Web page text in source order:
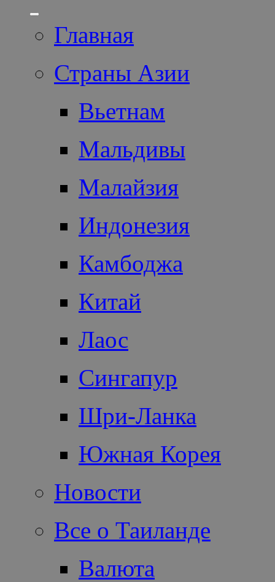
Главная
Страны Азии
Вьетнам
Мальдивы
Малайзия
Индонезия
Камбоджа
Китай
Лаос
Сингапур
Шри-Ланка
Южная Корея
Новости
Все о Таиланде
Валюта